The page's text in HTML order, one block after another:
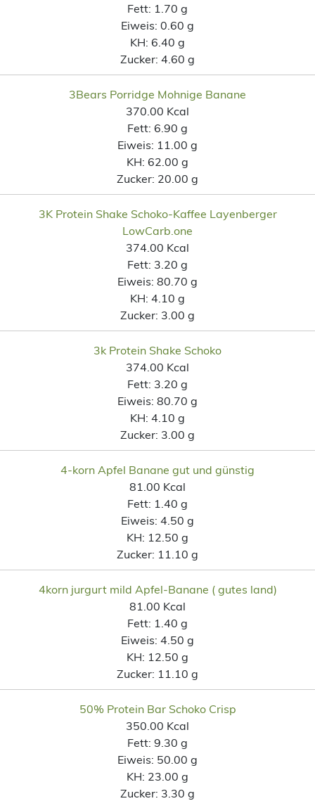
Fett: 1.70 g
Eiweis: 0.60 g
KH: 6.40 g
Zucker: 4.60 g
3Bears Porridge Mohnige Banane
370.00 Kcal
Fett: 6.90 g
Eiweis: 11.00 g
KH: 62.00 g
Zucker: 20.00 g
3K Protein Shake Schoko-Kaffee Layenberger
LowCarb.one
374.00 Kcal
Fett: 3.20 g
Eiweis: 80.70 g
KH: 4.10 g
Zucker: 3.00 g
3k Protein Shake Schoko
374.00 Kcal
Fett: 3.20 g
Eiweis: 80.70 g
KH: 4.10 g
Zucker: 3.00 g
4-korn Apfel Banane gut und günstig
81.00 Kcal
Fett: 1.40 g
Eiweis: 4.50 g
KH: 12.50 g
Zucker: 11.10 g
4korn jurgurt mild Apfel-Banane ( gutes land)
81.00 Kcal
Fett: 1.40 g
Eiweis: 4.50 g
KH: 12.50 g
Zucker: 11.10 g
50% Protein Bar Schoko Crisp
350.00 Kcal
Fett: 9.30 g
Eiweis: 50.00 g
KH: 23.00 g
Zucker: 3.30 g